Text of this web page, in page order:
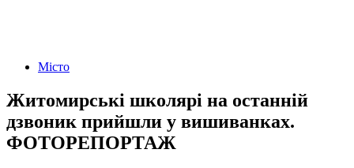
Місто
Житомирські школярі на останній
дзвоник прийшли у вишиванках.
ФОТОРЕПОРТАЖ